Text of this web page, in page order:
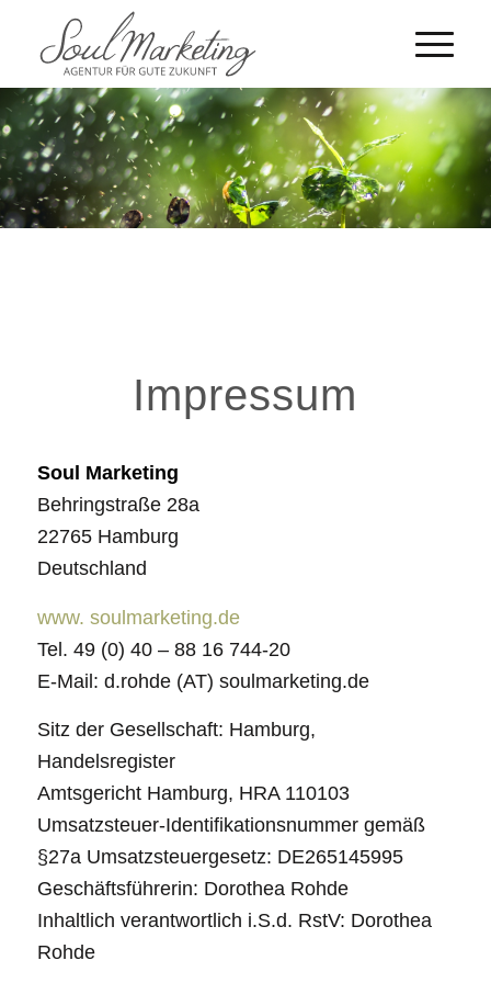
Impressum
Soul Marketing
Behringstraße 28a
22765 Hamburg
Deutschland
www. soulmarketing.de
Tel. 49 (0) 40 – 88 16 744-20
E-Mail: d.rohde (AT) soulmarketing.de
Sitz der Gesellschaft: Hamburg,
Handelsregister
Amtsgericht Hamburg, HRA 110103
Umsatzsteuer-Identifikationsnummer gemäß
§27a Umsatzsteuergesetz: DE265145995
Geschäftsführerin: Dorothea Rohde
Inhaltlich verantwortlich i.S.d. RstV: Dorothea
Rohde